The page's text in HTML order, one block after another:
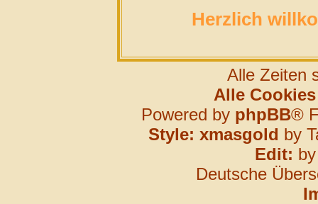
Herzlich
Alle Zeiten
Alle
Powered by phpBB®
Style: xmasgold by
Edit:
Deutsche